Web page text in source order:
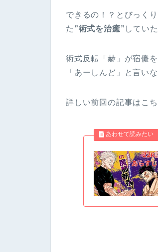
できるの！？とびっく
た ”術式を治癒” してい
術式反転「赫」が宿儺
「あーしんど」と言い
詳しい前回の記事はこち